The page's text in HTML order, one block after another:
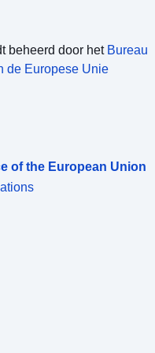
beheerd door het Bureau
de Europese Unie
of the European Union